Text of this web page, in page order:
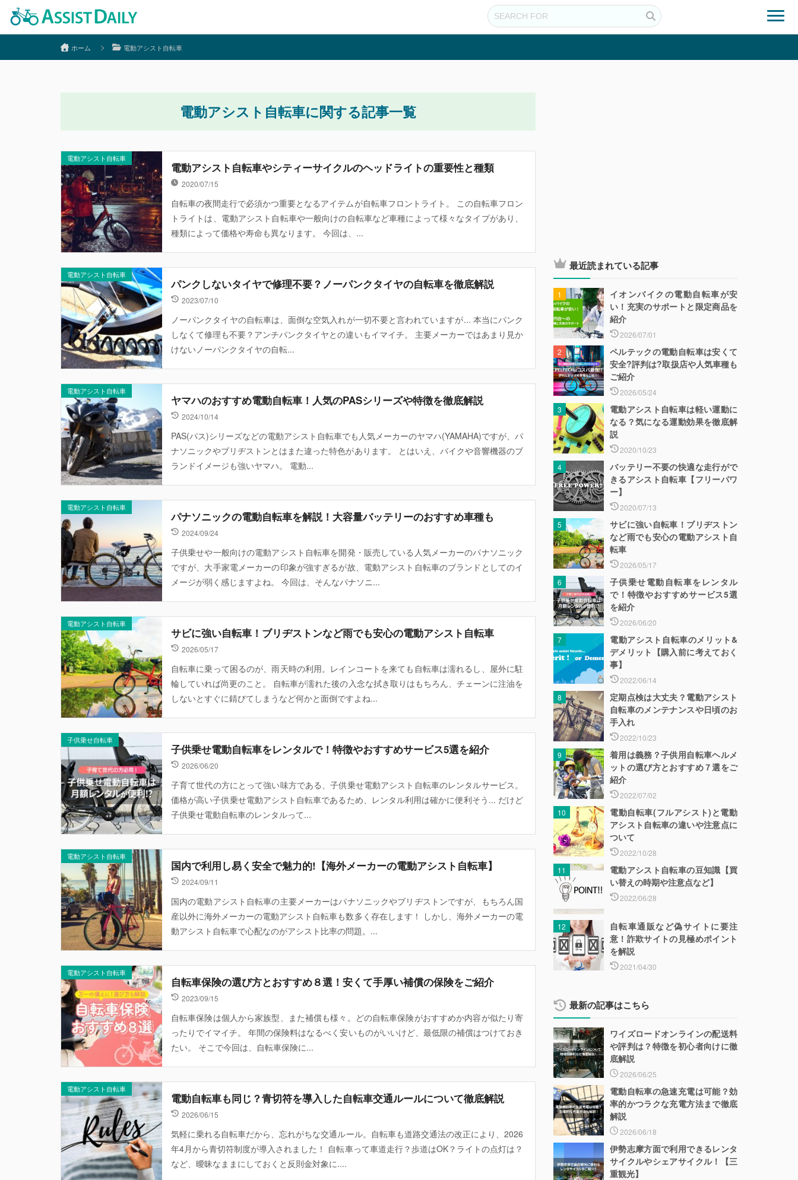
ホーム 電動アシスト自転車
電動アシスト自転車に関する記事一覧
電動アシスト自転車
電動アシスト自転車やシティーサイクルのヘッドライトの重要性と種類
2020/07/15
自転車の夜間走行で必須かつ重要となるアイテムが自転車フロントライト。 この自転車フロン
トライトは、電動アシスト自転車や一般向けの自転車など車種によって様々なタイプがあり、
種類によって価格や寿命も異なります。 今回は、...
電動アシスト自転車
パンクしないタイヤで修理不要？ノーパンクタイヤの自転車を徹底解説
2023/07/10
ノーパンクタイヤの自転車は、面倒な空気入れが一切不要と言われていますが... 本当にパンク
しなくて修理も不要？アンチパンクタイヤとの違いもイマイチ。 主要メーカーではあまり見か
けないノーパンクタイヤの自転...
電動アシスト自転車
ヤマハのおすすめ電動自転車！人気のPASシリーズや特徴を徹底解説
2024/10/14
PAS(パス)シリーズなどの電動アシスト自転車でも人気メーカーのヤマハ(YAMAHA)ですが、パ
ナソニックやブリヂストンとはまた違った特色があります。 とはいえ、バイクや音響機器のブ
ランドイメージも強いヤマハ。 電動...
電動アシスト自転車
パナソニックの電動自転車を解説！大容量バッテリーのおすすめ車種も
2024/09/24
子供乗せや一般向けの電動アシスト自転車を開発・販売している人気メーカーのパナソニック
ですが、大手家電メーカーの印象が強すぎるが故、電動アシスト自転車のブランドとしてのイ
メージが弱く感じますよね。 今回は、そんなパナソニ...
電動アシスト自転車
サビに強い自転車！ブリヂストンなど雨でも安心の電動アシスト自転車
2026/05/17
自転車に乗って困るのが、雨天時の利用。レインコートを来ても自転車は濡れるし、屋外に駐
輪していれば尚更のこと。 自転車が濡れた後の入念な拭き取りはもちろん、チェーンに注油を
しないとすぐに錆びてしまうなど何かと面倒ですよね...
子供乗せ自転車
子供乗せ電動自転車をレンタルで！特徴やおすすめサービス5選を紹介
2026/06/20
子育て世代の方にとって強い味方である、子供乗せ電動アシスト自転車のレンタルサービス。
価格が高い子供乗せ電動アシスト自転車であるため、レンタル利用は確かに便利そう... だけど
子供乗せ電動自転車のレンタルって...
電動アシスト自転車
国内で利用し易く安全で魅力的!【海外メーカーの電動アシスト自転車】
2024/09/11
国内の電動アシスト自転車の主要メーカーはパナソニックやブリヂストンですが、もちろん国
産以外に海外メーカーの電動アシスト自転車も数多く存在します！ しかし、海外メーカーの電
動アシスト自転車で心配なのがアシスト比率の問題。...
電動アシスト自転車
自転車保険の選び方とおすすめ８選！安くて手厚い補償の保険をご紹介
2023/09/15
自転車保険は個人から家族型、また補償も様々。どの自転車保険がおすすめか内容が似たり寄
ったりでイマイチ。 年間の保険料はなるべく安いものがいいけど、最低限の補償はつけておき
たい。 そこで今回は、自転車保険に...
電動アシスト自転車
電動自転車も同じ？青切符を導入した自転車交通ルールについて徹底解説
2026/06/15
気軽に乗れる自転車だから、忘れがちな交通ルール。自転車も道路交通法の改正により、2026
年4月から青切符制度が導入されました！ 自転車って車道走行？歩道はOK？ライトの点灯は？
など、曖昧なままにしておくと反則金対象に....
最近読まれている記事
イオンバイクの電動自転車が安
い！充実のサポートと限定商品を
紹介
2026/07/01
ペルテックの電動自転車は安くて
安全?評判は?取扱店や人気車種も
ご紹介
2026/05/24
電動アシスト自転車は軽い運動に
なる？気になる運動効果を徹底解
説
2020/10/23
バッテリー不要の快適な走行がで
きるアシスト自転車【フリーパワ
ー】
2020/07/13
サビに強い自転車！ブリヂストン
など雨でも安心の電動アシスト自
転車
2026/05/17
子供乗せ電動自転車をレンタル
で！特徴やおすすめサービス5選
を紹介
2026/06/20
電動アシスト自転車のメリット&
デメリット【購入前に考えておく
事】
2022/06/14
定期点検は大丈夫？電動アシスト
自転車のメンテナンスや日頃のお
手入れ
2022/10/23
着用は義務？子供用自転車ヘルメ
ットの選び方とおすすめ７選をご
紹介
2022/07/02
電動自転車(フルアシスト)と電動
アシスト自転車の違いや注意点に
ついて
2022/10/28
電動アシスト自転車の豆知識【買
い替えの時期や注意点など】
2022/06/28
自転車通販など偽サイトに要注
意！詐欺サイトの見極めポイント
を解説
2021/04/30
最新の記事はこちら
ワイズロードオンラインの配送料
や評判は？特徴を初心者向けに徹
底解説
2026/06/25
電動自転車の急速充電は可能？効
率的かつラクな充電方法まで徹底
解説
2026/06/18
伊勢志摩方面で利用できるレンタ
サイクルやシェアサイクル！【三
重観光】